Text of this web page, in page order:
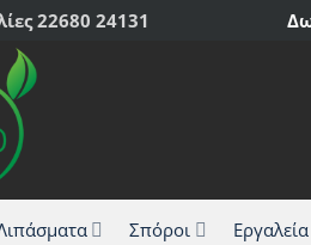
22680 24131
Σπόροι Εργαλεία